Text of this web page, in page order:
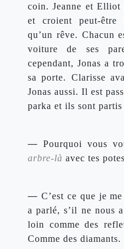
coin. Jeanne et Elliot
et croient peut-être
qu’un rêve. Chacun
voiture de ses
cependant, Jonas a
sa porte. Clarisse
Jonas aussi. Il est
parka et ils sont partis
— Pourquoi vous
arbre-là avec tes
— C’est ce que je
a parlé, s’il ne nous
loin comme des
Comme des diamants.